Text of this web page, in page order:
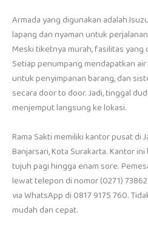
Armada yang digunakan adalah
lapang dan nyaman untuk
Meski tiketnya murah, fasilitas yang
Setiap penumpang mendapatkan
untuk penyimpanan barang, dan
secara door to door. Jadi, tinggal
menjemput langsung ke lokasi.
Rama Sakti memiliki kantor pusat di
Banjarsari, Kota Surakarta. Kantor
tujuh pagi hingga enam sore.
lewat telepon di nomor (0271)
via WhatsApp di 0817 9175 760.
mudah dan cepat.